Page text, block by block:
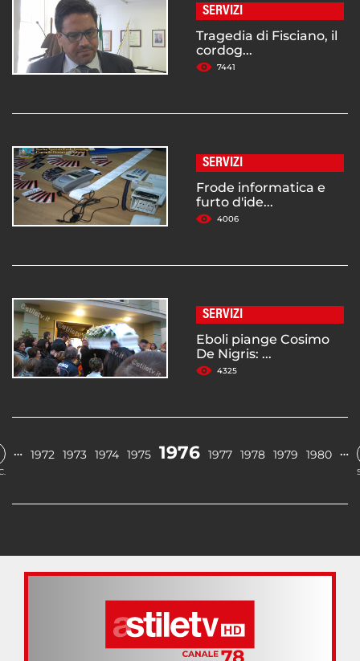
SERVIZI
Tragedia di Fisciano, il
cordog...
7441
SERVIZI
Frode informatica e
furto d'ide...
4006
SERVIZI
Eboli piange Cosimo
De Nigris: ...
4325
… 1972 1973 1974 1975 1976 1977 1978 1979 1980 …